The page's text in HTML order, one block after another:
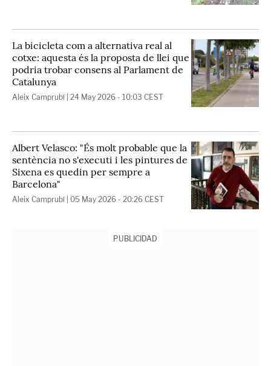
La bicicleta com a alternativa real al
cotxe: aquesta és la proposta de llei que
podria trobar consens al Parlament de
Catalunya
Aleix Camprubí | 24 May 2026 - 10:03 CEST
Albert Velasco: "És molt probable que la
sentència no s'executi i les pintures de
Sixena es quedin per sempre a
Barcelona"
Aleix Camprubí | 05 May 2026 - 20:26 CEST
PUBLICIDAD